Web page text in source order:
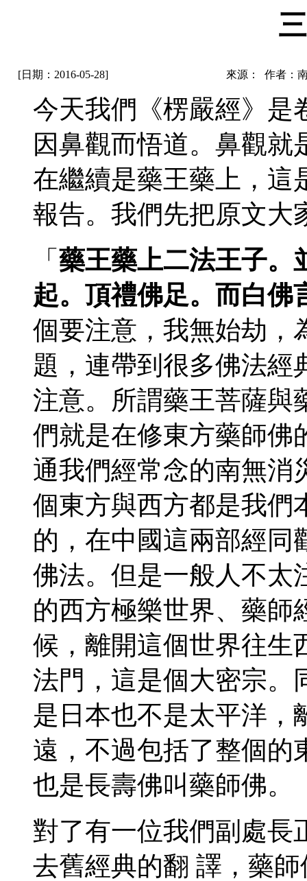
[日期：2016-05-28] 來源： 作者：
今天我們《楞嚴經》是
因鼻觀而悟道。鼻觀
在繼續是藥王藥上，這
報告。我們先把原文大
「 藥王藥上二法王子。
起。頂禮佛足。而白佛
個要注意，我無始劫，
題，連帶到很多佛法經
注意。所謂藥王菩薩與
們就是在修東方藥師佛
通我們經常念的南無消
個東方與西方都是我們
的，在中國這兩部經同
佛法。但是一般人不太
的西方極樂世界、藥師
候，離開這個世界往生
法門，這是個大密宗。
是日本也不是太平洋，
遠，不過包括了整個的
也是長壽佛叫藥師佛。
對了有一位我們副處長
去舊經典的翻 譯，藥